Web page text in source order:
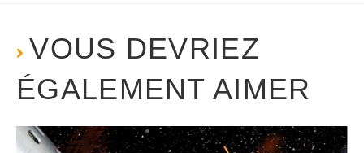
VOUS DEVRIEZ
ÉGALEMENT AIMER